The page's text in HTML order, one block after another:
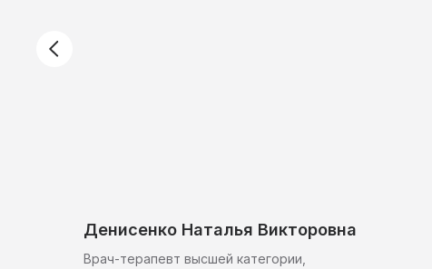
Денисенко Наталья Викторовна
Врач-терапевт высшей категории,